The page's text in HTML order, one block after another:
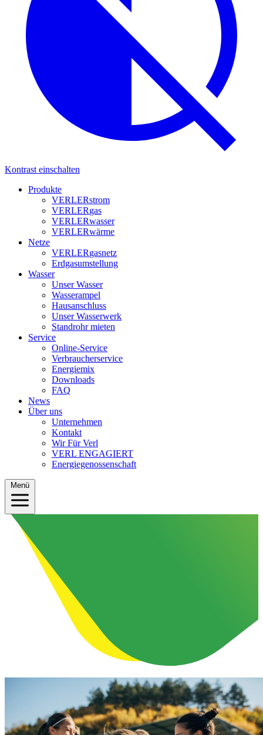
Kontrast einschalten
Produkte
VERLERstrom
VERLERgas
VERLERwasser
VERLERwärme
Netze
VERLERgasnetz
Erdgasumstellung
Wasser
Unser Wasser
Wasserampel
Hausanschluss
Unser Wasserwerk
Standrohr mieten
Service
Online-Service
Verbraucherservice
Energiemix
Downloads
FAQ
News
Über uns
Unternehmen
Kontakt
Wir Für Verl
VERL ENGAGIERT
Energiegenossenschaft
Menü